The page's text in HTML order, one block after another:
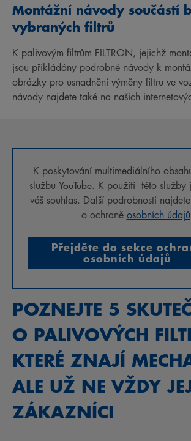
Montážní návody součástí
vybraných filtrů
K palivovým filtrům FILTRON, jejichž
jsou přikládány podrobné návody k
obrázky pro usnadnění výměny filtru ve
návody najdete také na našich
K poskytování multimediálního
službu YouTube. K použití této služby
váš souhlas. Další podrobnosti
o ochraně osobních údajů
Přejděte do sekce
osobních údajů
POZNEJTE 5
O PALIVOVÝCH
KTERÉ ZNAJÍ
ALE UŽ NE VŽDY
ZÁKAZNÍCI